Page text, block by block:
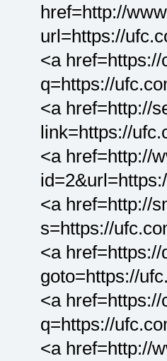
href=http://
url=https://
<a
q=https://
<a href=http://
link=https://
<a href=http://
<a href=http://
s=https://
<a
goto=https://
<a
q=https://
<a href=http://